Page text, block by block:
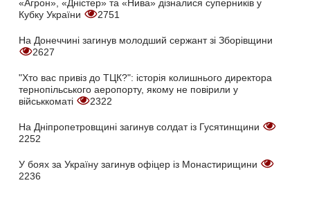
«Агрон», «Дністер» та «Нива» дізналися суперників у
Кубку України
2751
На Донеччині загинув молодший сержант зі Зборівщини
2627
"Хто вас привіз до ТЦК?": історія колишнього директора
тернопільського аеропорту, якому не повірили у
військкоматі
2322
На Дніпропетровщині загинув солдат із Гусятинщини
2252
У боях за Україну загинув офіцер із Монастирищини
2236